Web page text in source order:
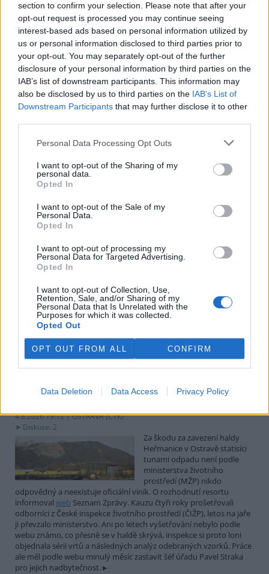
section to confirm your selection. Please note that after your
opt-out request is processed you may continue seeing
interest-based ads based on personal information utilized by
us or personal information disclosed to third parties prior to
your opt-out. You may separately opt-out of the further
disclosure of your personal information by third parties on the
IAB’s list of downstream participants. This information may
also be disclosed by us to third parties on the IAB’s List of
Downstream Participants that may further disclose it to other
Personal Data Processing Opt Outs
I want to opt-out of the Sharing of my
personal data.
Opted In
I want to opt-out of the Sale of my
Personal Data.
Opted In
I want to opt-out of processing my
Personal Data for Targeted Advertising.
Opted In
I want to opt-out of Collection, Use,
Retention, Sale, and/or Sharing of my
Personal Data that Is Unrelated with the
Purposes for which it was collected.
Opted Out
OPT OUT FROM ALL CONFIRM
Data Deletion Data Access Privacy Policy
Červený chce peníze ušetřené za rekultivaci rozdělit
obcím podle původní dohody
5.8.2026 01:29 (ČTK)
Diskuse: 2
Ministr životního prostředí
Igor Červený (Motoristé) chce
peníze, které Severní
energetická ušetřila na
rekultivacích hnědouhelného
lomu ČSA na Mostecku, rozdělit obcím podle původní dohody.
obcím prostřednictvím Státního fondu životního prostředí (SFŽP),
využití peněz a že chce ohledně výše podpory jednat přímo s
obcemi v okolí těžební oblasti. Červeného krok překvapil, postup
společnosti sleduje se znepokojením. Společnost patří do
5.8.2026 01:12 | ŘÍM (ČTK)
Diskuse: 2
měňavými krovkami, jejichž
původní domovinou je
Japonsko, se stávají čím dál
sadech a vinicích a zanechávají za sebou listy s vykousanými
mřížkami, což oslabuje rostliny a snižuje úrodu, napsala agentura
AP.
Ministerstvo v kauze haldy Heřmanice rozhodlo, že
4.8.2026 19:12 | OSTRAVA (ČTK)
Diskuse: 2
Za škodu za zavezení haldy
Heřmanice v Ostravě statisíci
tunami odpadu není podle
ministerstva životního
prostředí (MŽP) nikdo
odpovědný a neexistuje oficiální viník. O rozhodnutí resortu
informoval web Seznam Zprávy. Kauzu čtyři roky prošetřovali
odborníci z České inspekce životního prostředí (ČIŽP), letos na jaře
ji převzalo ministerstvo. Ani po letech vyšetřování nebylo podle
webu známo, co přesně se v haldě skrývá, inspekce si proto loni
objednala sérii vrtů a následných analýz odebraných vzorků. Práce
ale měl podle webu minulý měsíc zastavit šéf úřadu Pavel Straka
pro jejich nadbytečnost.